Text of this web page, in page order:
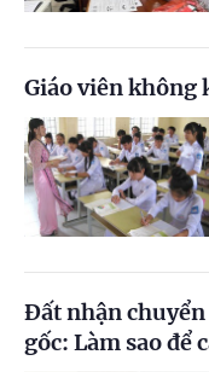
Giáo viên không
Đất nhận
gốc: Làm sao để